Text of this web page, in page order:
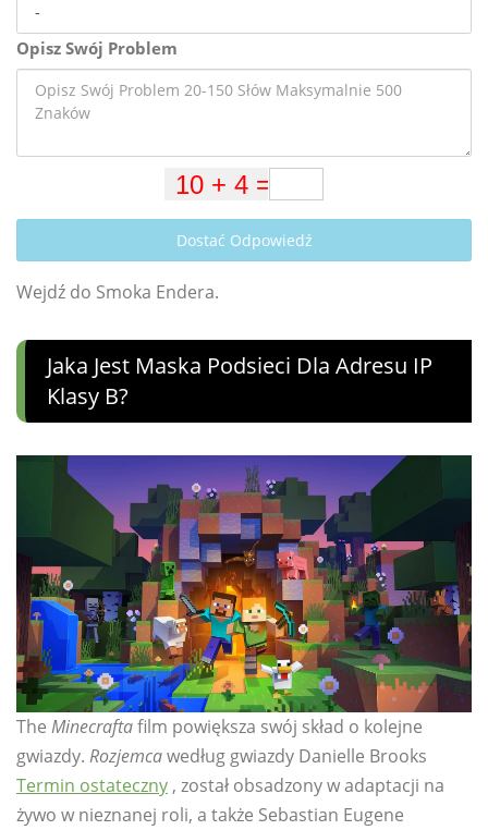
Opisz Swój Problem
Dostać Odpowiedź
Wejdź do Smoka Endera.
Jaka Jest Maska ​​podsieci Dla Adresu IP
Klasy B?
The Minecraftafilm powiększa swój skład o kolejne
gwiazdy. Rozjemcawedług gwiazdy Danielle Brooks
Termin ostateczny , został obsadzony w adaptacji na
żywo w nieznanej roli, a także Sebastian Eugene